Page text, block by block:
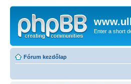
Enter a short
Fórum kezdőlap